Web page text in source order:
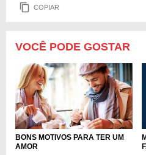
COPIAR
VOCÊ PODE GOSTAR
BONS MOTIVOS PARA TER UM
AMOR